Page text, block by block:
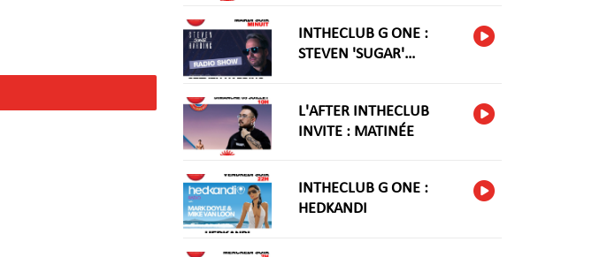
INTHECLUB G ONE :
STEVEN 'SUGAR'
L'AFTER INTHECLUB
INVITE : MATINÉE
INTHECLUB G ONE :
HEDKANDI